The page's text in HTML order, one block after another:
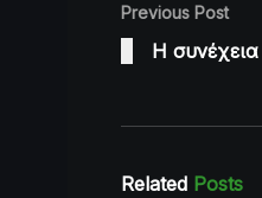
Previous Post
Η
Related Posts